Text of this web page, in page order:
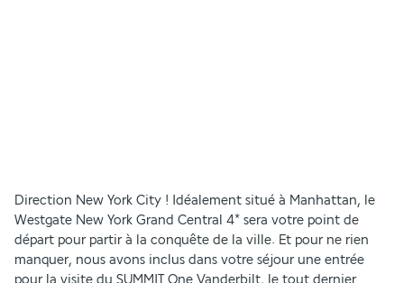
Direction New York City ! Idéalement situé à Manhattan, le
Westgate New York Grand Central 4* sera votre point de
départ pour partir à la conquête de la ville. Et pour ne rien
manquer, nous avons inclus dans votre séjour une entrée